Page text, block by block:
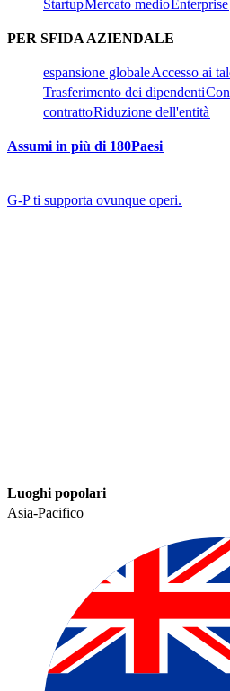
Startup​​Mercato medio​​ Enterprise​​
PER SFIDA AZIENDALE​​
espansione globale​​Accesso ai
Trasferimento dei dipendenti​​
contratto​​Riduzione dell'entità​​
Assumi in più di 180Paesi​​
G-P ti supporta ovunque operi.​​
Luoghi popolari​​
Asia-Pacifico​​